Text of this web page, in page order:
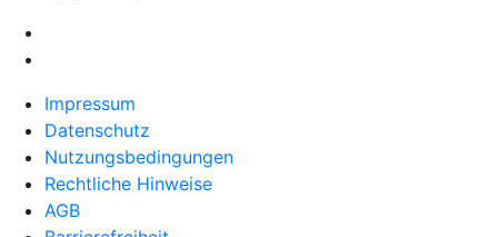
Impressum
Datenschutz
Nutzungsbedingungen
Rechtliche Hinweise
AGB